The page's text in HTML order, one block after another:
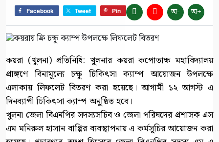
Facebook Tweet Pin অ- অ+
কয়রা (খুলনা) প্রতিনিধি: খুলনার কয়রা কপোতাক্ষ মহাবিদ্যালয়
প্রাঙ্গণে বিনামূল্যে চক্ষু চিকিৎসা ক্যাম্প আয়োজন উপলক্ষে
এলাকায় লিফলেট বিতরণ করা হয়েছে। আগামী ১২ আগস্ট এ
দিনব্যাপী চিকিৎসা ক্যাম্প অনুষ্ঠিত হবে।
খুলনা জেলা বিএনপির সদস্যসচিব ও জেলা পরিষদের প্রশাসক এস
এম মনিরুল হাসান বাপ্পির ব্যবস্থাপনায় এ কর্মসূচির আয়োজন করা